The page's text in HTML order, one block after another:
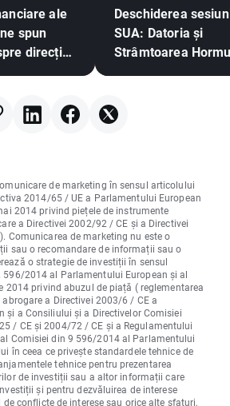
ale
spun
direcția
Deschiderea
SUA: Datoria și
Strâmtoarea
de marketing în sensul articolului
2014/65 / UE a Parlamentului European
2014 privind piețele de instrumente
a Directivei 2002/92 / CE și a Directivei
Comunicarea de marketing nu este o
sau o recomandare de informații sau o
o strategie de investiții în sensul
596/2014 al Parlamentului European și al
2014 privind abuzul de piață ( reglementarea
a Directivei 2003/6 / CE a
și a Consiliului și a Directivelor Comisiei
/ CE și 2004/72 / CE și a Regulamentului
Comisiei din 9 596/2014 al Parlamentului
în ceea ce privește standardele tehnice de
tehnice pentru prezentarea
de investiții sau a altor informații care
și pentru dezvăluirea de interese
conflicte de interese sau orice alte sfaturi,